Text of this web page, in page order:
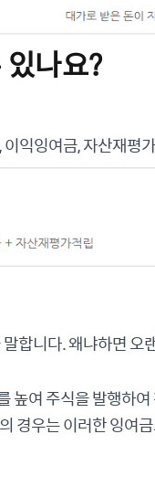
나요?
익잉여금, 자산재평
합니다. 왜냐하면 오
높여 주식을 발행하
경우는 이러한 잉여